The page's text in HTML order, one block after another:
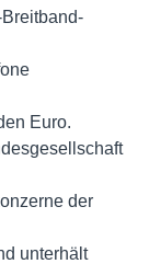
Euro.
der
unterhält